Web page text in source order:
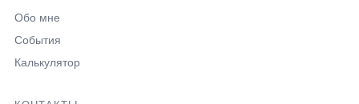
Обо мне
События
Калькулятор